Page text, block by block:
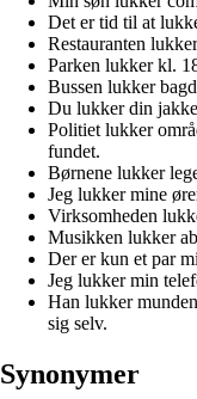
Det er tid til at
Restauranten
Parken lukker kl.
Bussen lukker
Du lukker din
Politiet lukker
fundet.
Børnene lukker
Jeg lukker mine
Virksomheden
Musikken lukker
Der er kun et par
Jeg lukker min
Han lukker
sig selv.
Synonymer